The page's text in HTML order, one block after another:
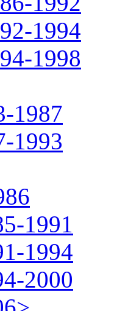
1994
1998
1987
1993
1991
1994
2000